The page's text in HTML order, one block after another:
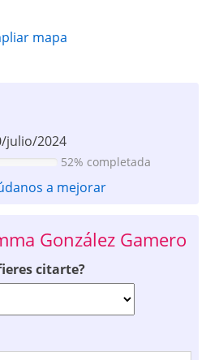
mapa
julio/2024
52% completada
a mejorar
González Gamero
citarte?